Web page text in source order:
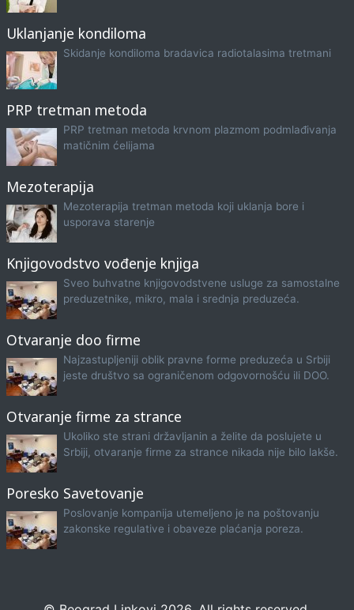
Uklanjanje kondiloma
Skidanje kondiloma bradavica radiotalasima tretmani
PRP tretman metoda
PRP tretman metoda krvnom plazmom podmlađivanja
matičnim ćelijama
Mezoterapija
Mezoterapija tretman metoda koji uklanja bore i
usporava starenje
Knjigovodstvo vođenje knjiga
Sveo buhvatne knjigovodstvene usluge za samostalne
preduzetnike, mikro, mala i srednja preduzeća.
Otvaranje doo firme
Najzastupljeniji oblik pravne forme preduzeća u Srbiji
jeste društvo sa ograničenom odgovornošću ili DOO.
Otvaranje firme za strance
Ukoliko ste strani državljanin a želite da poslujete u
Srbiji, otvaranje firme za strance nikada nije bilo lakše.
Poresko Savetovanje
Poslovanje kompanija utemeljeno je na poštovanju
zakonske regulative i obaveze plaćanja poreza.